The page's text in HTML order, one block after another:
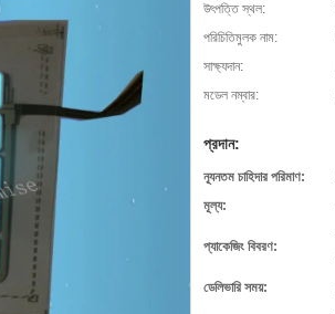
উৎপত্তি স্থল:
পরিচিতিমুলক নাম:
সাক্ষ্যদান:
মডেল নম্বার:
প্রদান:
ন্যূনতম চাহিদার পরিমাণ:
মূল্য:
প্যাকেজিং বিবরণ:
ডেলিভারি সময়: